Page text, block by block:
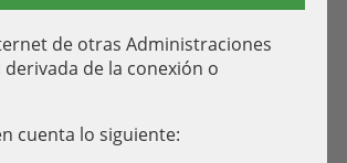
de otras Administraciones
de la conexión o
cuenta lo siguiente: